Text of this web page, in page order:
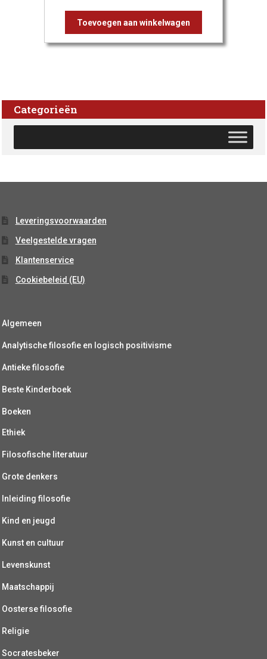
Toevoegen aan winkelwagen
Categorieën
Leveringsvoorwaarden
Veelgestelde vragen
Klantenservice
Cookiebeleid (EU)
Algemeen
Analytische filosofie en logisch positivisme
Antieke filosofie
Beste Kinderboek
Boeken
Ethiek
Filosofische literatuur
Grote denkers
Inleiding filosofie
Kind en jeugd
Kunst en cultuur
Levenskunst
Maatschappij
Oosterse filosofie
Religie
Socratesbeker